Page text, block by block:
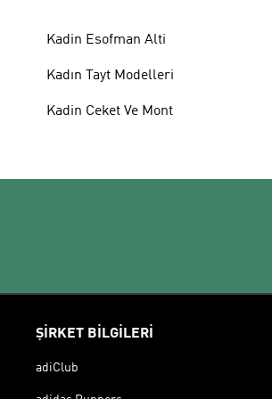
Kadin Esofman Alti
Kadın Tayt Modelleri
Kadin Ceket Ve Mont
ŞİRKET BİLGİLERİ
adiClub